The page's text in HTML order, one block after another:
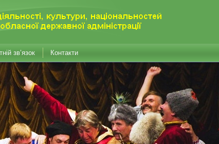
зв’язок Контакти